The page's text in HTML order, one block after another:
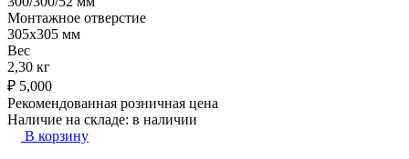
Монтажное отверстие
305x305 мм
Вес
2,30 кг
₽ 5,000
Рекомендованная розничная цена
Наличие на складе: в наличии
В корзину